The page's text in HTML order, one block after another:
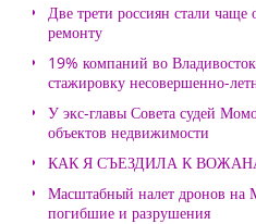
Две трети россиян стали чаще
ремонту
19% компаний во
стажировку несовершенно-
У экс-главы Совета судей
объектов недвижимости
КАК Я СЪЕЗДИЛА К
Масштабный налет дронов на
погибшие и разрушения